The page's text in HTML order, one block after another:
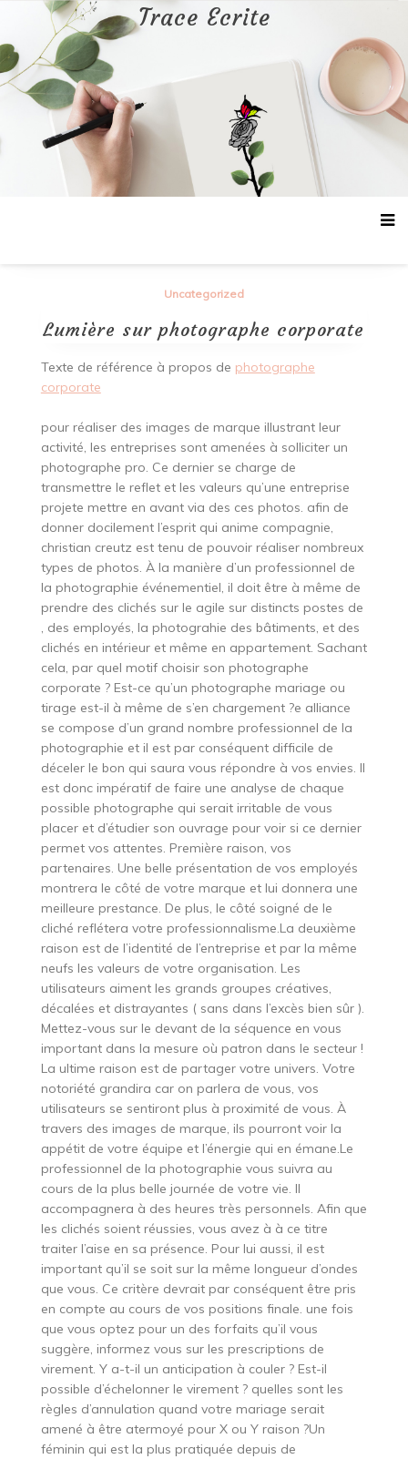
contenu
Trace Ecrite
Uncategorized
Lumière sur photographe corporate
Texte de référence à propos de photographe
corporate
pour réaliser des images de marque illustrant leur
activité, les entreprises sont amenées à solliciter un
photographe pro. Ce dernier se charge de
transmettre le reflet et les valeurs qu’une entreprise
projete mettre en avant via des ces photos. afin de
donner docilement l’esprit qui anime compagnie,
christian creutz est tenu de pouvoir réaliser nombreux
types de photos. À la manière d’un professionnel de
la photographie événementiel, il doit être à même de
prendre des clichés sur le agile sur distincts postes de
, des employés, la photograhie des bâtiments, et des
clichés en intérieur et même en appartement. Sachant
cela, par quel motif choisir son photographe
corporate ? Est-ce qu’un photographe mariage ou
tirage est-il à même de s’en chargement ?e alliance
se compose d’un grand nombre professionnel de la
photographie et il est par conséquent difficile de
déceler le bon qui saura vous répondre à vos envies. Il
est donc impératif de faire une analyse de chaque
possible photographe qui serait irritable de vous
placer et d’étudier son ouvrage pour voir si ce dernier
permet vos attentes. Première raison, vos
partenaires. Une belle présentation de vos employés
montrera le côté de votre marque et lui donnera une
meilleure prestance. De plus, le côté soigné de le
cliché reflétera votre professionnalisme.La deuxième
raison est de l’identité de l’entreprise et par la même
neufs les valeurs de votre organisation. Les
utilisateurs aiment les grands groupes créatives,
décalées et distrayantes ( sans dans l’excès bien sûr ).
Mettez-vous sur le devant de la séquence en vous
important dans la mesure où patron dans le secteur !
La ultime raison est de partager votre univers. Votre
notoriété grandira car on parlera de vous, vos
utilisateurs se sentiront plus à proximité de vous. À
travers des images de marque, ils pourront voir la
appétit de votre équipe et l’énergie qui en émane.Le
professionnel de la photographie vous suivra au
cours de la plus belle journée de votre vie. Il
accompagnera à des heures très personnels. Afin que
les clichés soient réussies, vous avez à à ce titre
traiter l’aise en sa présence. Pour lui aussi, il est
important qu’il se soit sur la même longueur d’ondes
que vous. Ce critère devrait par conséquent être pris
en compte au cours de vos positions finale. une fois
que vous optez pour un des forfaits qu’il vous
suggère, informez vous sur les prescriptions de
virement. Y a-t-il un anticipation à couler ? Est-il
possible d’échelonner le virement ? quelles sont les
règles d’annulation quand votre mariage serait
amené à être atermoyé pour X ou Y raison ?Un
féminin qui est la plus pratiquée depuis de